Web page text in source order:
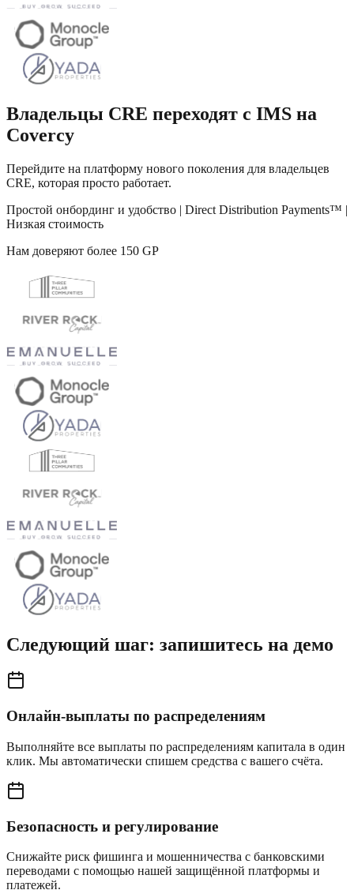
Владельцы CRE переходят с IMS на
Covercy
Перейдите на платформу нового поколения для владельцев
CRE, которая просто работает.
Простой онбординг и удобство | Direct Distribution Payments™ |
Низкая стоимость
Нам доверяют более 150 GP
Следующий шаг: запишитесь на демо
Онлайн-выплаты по распределениям
Выполняйте все выплаты по распределениям капитала в один
клик. Мы автоматически спишем средства с вашего счёта.
Безопасность и регулирование
Снижайте риск фишинга и мошенничества с банковскими
переводами с помощью нашей защищённой платформы и
платежей.